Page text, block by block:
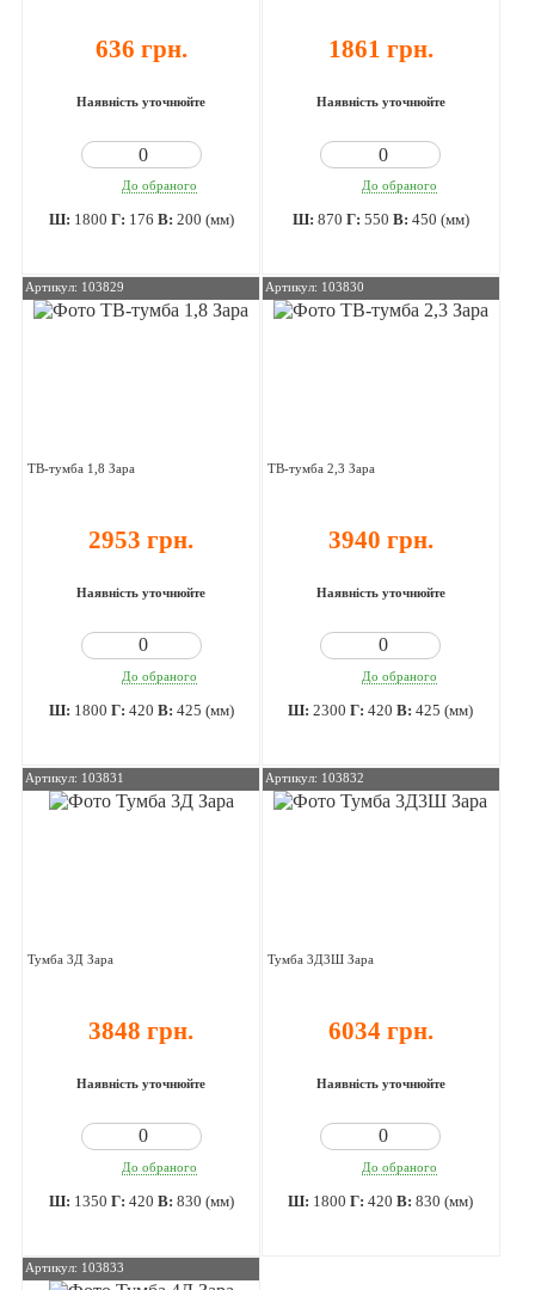
636 грн.
Наявність уточнюйте
До обраного
Ш: 1800 Г: 176 В: 200 (мм)
1861 грн.
Наявність уточнюйте
До обраного
Ш: 870 Г: 550 В: 450 (мм)
Артикул: 103829
ТВ-тумба 1,8 Зара
2953 грн.
Наявність уточнюйте
До обраного
Ш: 1800 Г: 420 В: 425 (мм)
Артикул: 103830
ТВ-тумба 2,3 Зара
3940 грн.
Наявність уточнюйте
До обраного
Ш:2300 Г:420 В:425 (мм)
Артикул: 103831
Тумба 3Д Зара
3848 грн.
Наявність уточнюйте
До обраного
Ш: 1350 Г: 420 В: 830 (мм)
Артикул: 103832
Тумба 3Д3Ш Зара
6034 грн.
Наявність уточнюйте
До обраного
Ш: 1800 Г:420 В:830 (мм)
Артикул: 103833